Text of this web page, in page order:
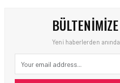
Yeni haberlerden